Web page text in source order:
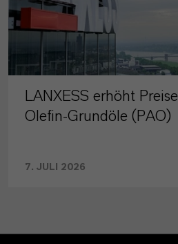
LANXESS erhöht
Olefin-Grundöle (PAO)
7. JULI 2026